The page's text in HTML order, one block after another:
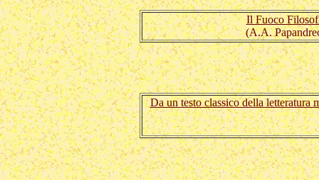
Il Fuoco
(A.A.
Da un testo classico della